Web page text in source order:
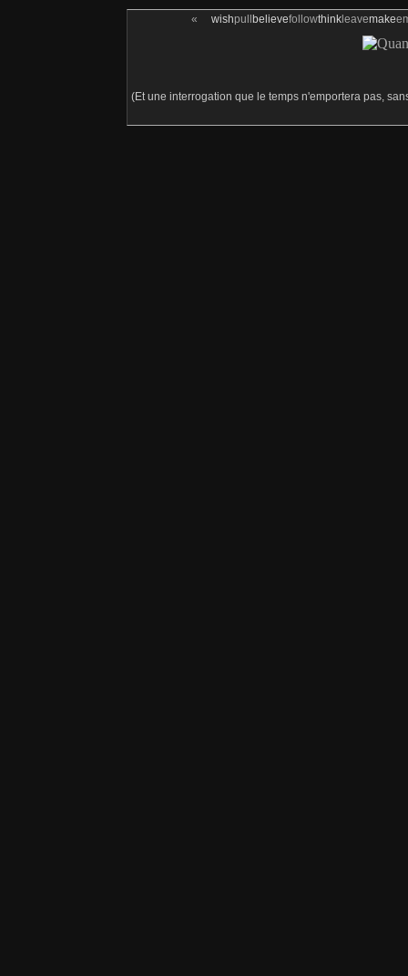
« wishpull believefollowthinkleavemake
(Et une interrogation que le temps n'emportera pas,